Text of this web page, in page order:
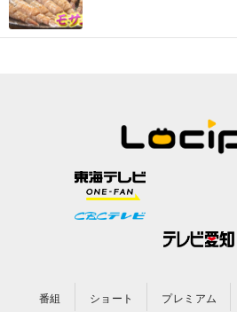
番組 ショート プレミアム